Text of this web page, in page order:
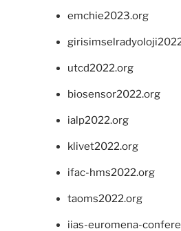
emchie2023.org
utcd2022.org
biosensor2022.org
ialp2022.org
klivet2022.org
ifac-hms2022.org
taoms2022.org
iias-euromena-